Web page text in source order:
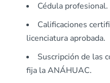
Cédula profesional.
Calificaciones
licenciatura aprobada.
Suscripción de las
fija la ANÁHUAC.